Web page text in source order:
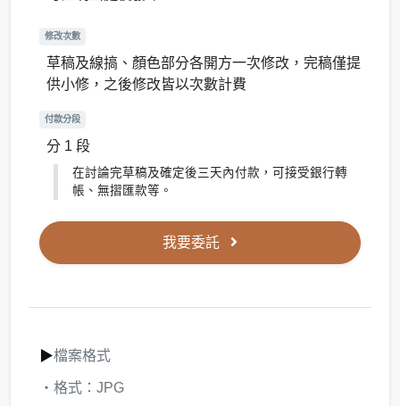
修改次數
草稿及線搞、顏色部分各開方一次修改，完稿僅提
供小修，之後修改皆以次數計費
付款分段
分 1 段
在討論完草稿及確定後三天內付款，可接受銀行轉
帳、無摺匯款等。
我要委託
▶檔案格式
・格式：JPG